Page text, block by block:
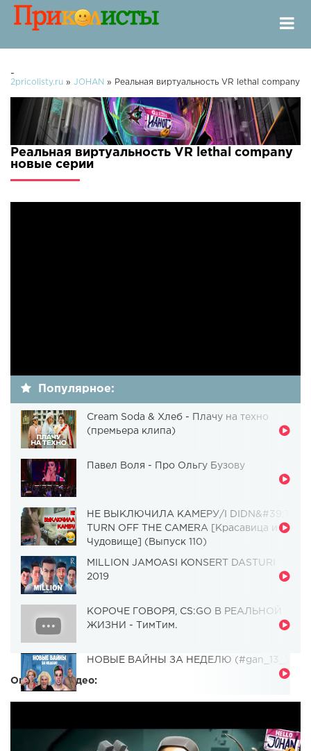
-
2pricolisty.ru » JOHAN » Реальная виртуальность VR lethal company
Реальная виртуальность VR lethal company
новые серии
Популярное:
Cream Soda & Хлеб - Плачу на техно
(премьера клипа)
Павел Воля - Про Ольгу Бузову
НЕ ВЫКЛЮЧИЛА КАМЕРУ/I DIDN&#39;T
TURN OFF THE CAMERA [Красавица и
Чудовище] (Выпуск 110)
MILLION JAMOASI KONSERT DASTURI
2019
КОРОЧЕ ГОВОРЯ, CS:GO В РЕАЛЬНОЙ
ЖИЗНИ - ТимТим.
НОВЫЕ ВАЙНЫ ЗА НЕДЕЛЮ (#gan_13_)
Описание видео: